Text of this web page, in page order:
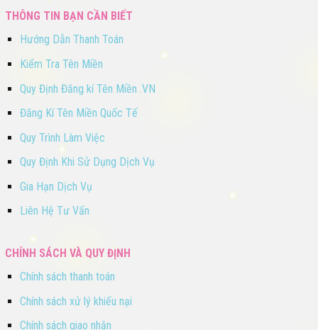
THÔNG TIN BẠN CẦN BIẾT
Hướng Dẫn Thanh Toán
Kiểm Tra Tên Miền
Quy Định Đăng kí Tên Miền .VN
Đăng Kí Tên Miền Quốc Tế
Quy Trình Làm Việc
Quy Định Khi Sử Dụng Dịch Vụ
Gia Hạn Dịch Vụ
Liên Hệ Tư Vấn
CHÍNH SÁCH VÀ QUY ĐỊNH
Chính sách thanh toán
Chính sách xử lý khiếu nại
Chính sách giao nhận